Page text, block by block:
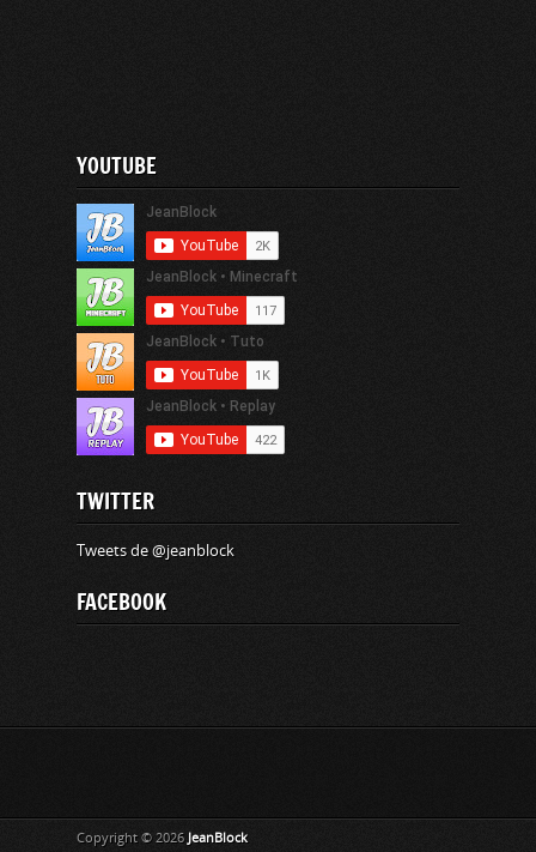
YOUTUBE
TWITTER
Tweets de @jeanblock
FACEBOOK
Copyright © 2026 JeanBlock